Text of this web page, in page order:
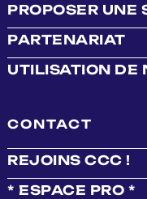
PROPOSER UNE
PARTENARIAT
UTILISATION DE
CONTACT
REJOINS CCC !
* ESPACE PRO *